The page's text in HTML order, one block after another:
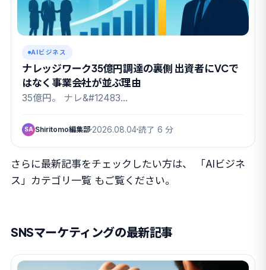
AIビジネス
ナレッジワーク35億円調達の裏側 出資者にVCで
はなく事業会社が並ぶ理由
35億円。 ナレ&#12483…
SA Shiritomo編集部 2026.08.04読了 6 分
さらに最新記事をチェックしたい方は、
「AIビジネ
ス」カテゴリ一覧 もご覧ください。
SNSマーケティングの最新記事